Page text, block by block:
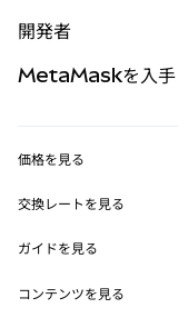
パーペチュアル
RWA
開発者
MetaMask Connect
Snaps
Web3サービス
MetaMaskを入手
セキュリティ
サポート
価格を見る
イーサリアムの価格
Solanaの価格
交換レートを見る
ETH→USD
USDT→INR
ガイドを見る
ETHの購入
コンテンツを見る